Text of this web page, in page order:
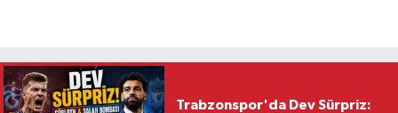
Trabzonspor'da Dev Sürpriz: